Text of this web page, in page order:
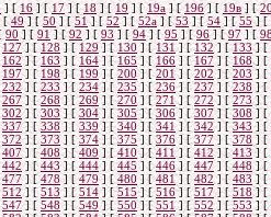
] [16] [ 17] [18] [ 19 ] [19а ] [19б] [ 19в] [
[49] [50] [ 51] [ 52] [52а ] [53] [54] [ 55] [
90 ] [ 91 ] [92 ] [ 93] [94] [ 95 ] [96] [97 ] [
127] [128] [ 129 ] [ 130 ] [ 131 ] [132] [133] [
162 ] [ 163 ] [ 164] [165 ] [166 ] [167] [ 168] [
197] [ 198] [ 199 ] [ 200] [201] [ 202] [203 ] [
232 ] [233 ] [ 234] [ 235 ] [236] [ 237 ] [238 ] [
267 ] [268] [269] [270 ] [271] [ 272] [ 273 ] [
302] [ 303] [304 ] [305] [306] [ 307 ] [308] [
337] [ 338 ] [ 339 ] [ 340 ] [ 341 ] [342] [343 ] [
372] [ 373 ] [ 374] [375 ] [ 376] [377] [ 378 ] [
407] [408] [409 ] [ 410] [411] [ 412] [413] [
442 ] [443 ] [ 444] [ 445 ] [446] [ 447 ] [448 ] [
477] [ 478] [479] [480] [481] [ 482] [ 483 ] [
512] [ 513] [ 514] [515] [516] [ 517] [518] [
547] [ 548] [ 549 ] [ 550] [ 551 ] [ 552 ] [553 ] [